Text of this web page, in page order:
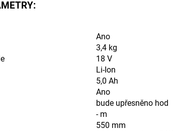
Ano
3,4 kg
18 V
Li-Ion
5,0 Ah
Ano
bude upřesněno hod
- m
550 mm